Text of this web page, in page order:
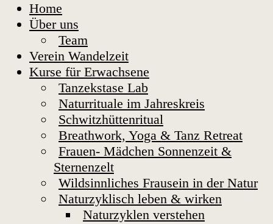
Home
Über uns
Team
Verein Wandelzeit
Kurse für Erwachsene
Tanzekstase Lab
Naturrituale im Jahreskreis
Schwitzhüttenritual
Breathwork, Yoga & Tanz Retreat
Frauen- Mädchen Sonnenzeit &
Sternenzelt
Wildsinnliches Frausein in der Natur
Naturzyklisch leben & wirken
Naturzyklen verstehen